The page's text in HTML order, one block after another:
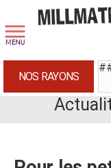
NOS RAYONS